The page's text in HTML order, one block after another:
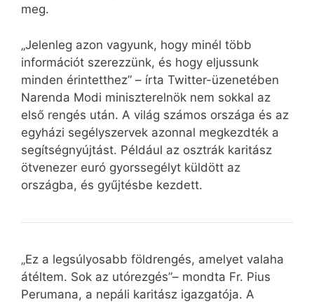
meg.
„Jelenleg azon vagyunk, hogy minél több
információt szerezzünk, és hogy eljussunk
minden érintetthez” – írta Twitter-üzenetében
Narenda Modi miniszterelnök nem sokkal az
első rengés után. A világ számos országa és az
egyházi segélyszervek azonnal megkezdték a
segítségnyújtást. Például az osztrák karitász
ötvenezer euró gyorssegélyt küldött az
országba, és gyűjtésbe kezdett.
„Ez a legsúlyosabb földrengés, amelyet valaha
átéltem. Sok az utórezgés”– mondta Fr. Pius
Perumana, a nepáli karitász igazgatója. A